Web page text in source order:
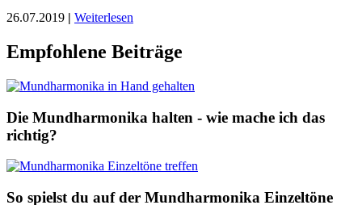
26.07.2019 | Weiterlesen
Empfohlene Beiträge
Die Mundharmonika halten - wie mache ich das
richtig?
So spielst du auf der Mundharmonika Einzeltöne